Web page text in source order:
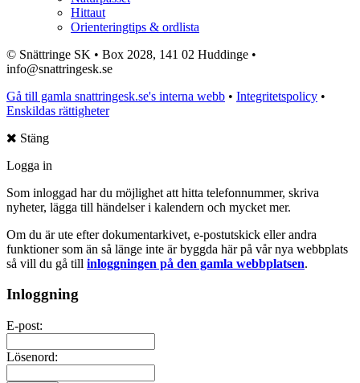
Hittaut
Orienteringtips & ordlista
© Snättringe SK • Box 2028, 141 02 Huddinge •
info@snattringesk.se
Gå till gamla snattringesk.se's interna webb • Integritetspolicy •
Enskildas rättigheter
Stäng
Logga in
Som inloggad har du möjlighet att hitta telefonnummer, skriva
nyheter, lägga till händelser i kalendern och mycket mer.
Om du är ute efter dokumentarkivet, e-postutskick eller andra
funktioner som än så länge inte är byggda här på vår nya webbplats
så vill du gå till inloggningen på den gamla webbplatsen.
Inloggning
E-post:
Lösenord: